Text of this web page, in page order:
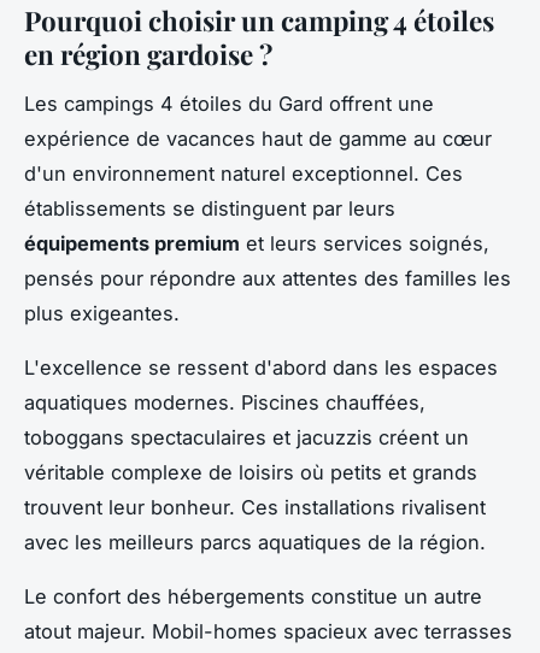
Pourquoi choisir un camping 4 étoiles
en région gardoise ?
Les campings 4 étoiles du Gard offrent une
expérience de vacances haut de gamme au cœur
d'un environnement naturel exceptionnel. Ces
établissements se distinguent par leurs
équipements premium et leurs services soignés,
pensés pour répondre aux attentes des familles les
plus exigeantes.
L'excellence se ressent d'abord dans les espaces
aquatiques modernes. Piscines chauffées,
toboggans spectaculaires et jacuzzis créent un
véritable complexe de loisirs où petits et grands
trouvent leur bonheur. Ces installations rivalisent
avec les meilleurs parcs aquatiques de la région.
Le confort des hébergements constitue un autre
atout majeur. Mobil-homes spacieux avec terrasses